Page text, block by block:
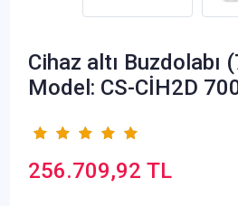
Cihaz altı Buzdolabı
Model: CS-CİH2D
256.709,92 TL